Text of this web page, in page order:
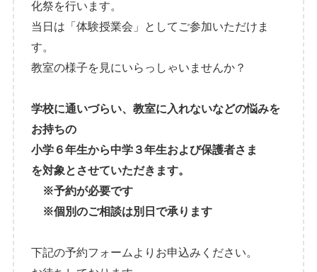
化祭を行います。
当日は「体験授業会」としてご参加いただけま
す。
教室の様子を見にいらっしゃいませんか？
学校に通いづらい、教室に入れないなどの悩みを
お持ちの
小学６年生から中学３年生および保護者さま
を対象とさせていただきます。
※予約が必要です
※個別のご相談は別日で承ります
下記の予約フォームよりお申込みください。